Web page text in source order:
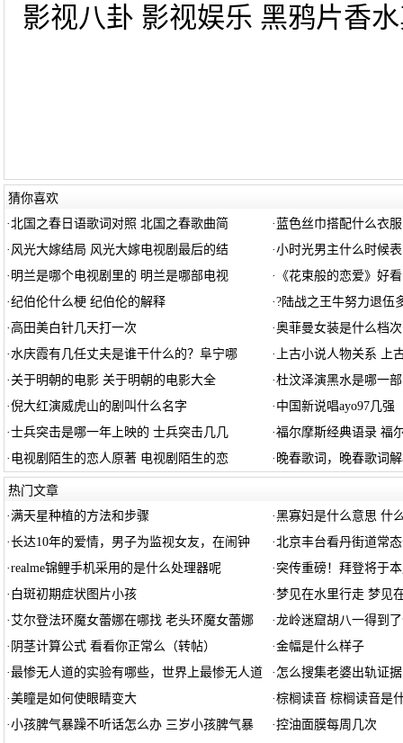
影视八卦 影视娱乐 黑鸦片香
猜你喜欢
·北国之春日语歌词对照 北国之春歌曲简 · 蓝色丝巾搭配什么衣服
· 风光大嫁结局 风光大嫁电视剧最后的结 ·小时光男主什么时候
· 明兰是哪个电视剧里的 明兰是哪部电视 · 《花束般的恋爱》好
·纪伯伦什么梗 纪伯伦的解释 ·?陆战之王牛努力退伍
· 高田美白针几天打一次 ·奥菲曼女装是什么档次
·水庆霞有几任丈夫是谁干什么的？阜宁哪 · 上古小说人物关系 上
· 关于明朝的电影 关于明朝的电影大全 ·杜汶泽演黑水是哪一
·倪大红演威虎山的剧叫什么名字 · 中国新说唱ayo97几强
·士兵突击是哪一年上映的 士兵突击几几 ·福尔摩斯经典语录 福
· 电视剧陌生的恋人原著 电视剧陌生的恋 · 晚春歌词，晚春歌词
热门文章
·满天星种植的方法和步骤 ·黑寡妇是什么意思 什
·长达10年的爱情，男子为监视女友，在闹钟 ·北京丰台看丹街道常
·realme锦鲤手机采用的是什么处理器呢 ·突传重磅！拜登将于
· 白斑初期症状图片小孩 ·梦见在水里行走 梦见
·艾尔登法环魔女蕾娜在哪找 老头环魔女蕾娜 ·龙岭迷窟胡八一得到
· 阴茎计算公式 看看你正常么（转帖） ·金幅是什么样子
·最惨无人道的实验有哪些，世界上最惨无人道 · 怎么搜集老婆出轨证据
·美瞳是如何使眼睛变大 ·棕榈读音 棕榈读音是
·小孩脾气暴躁不听话怎么办 三岁小孩脾气暴 ·控油面膜每周几次